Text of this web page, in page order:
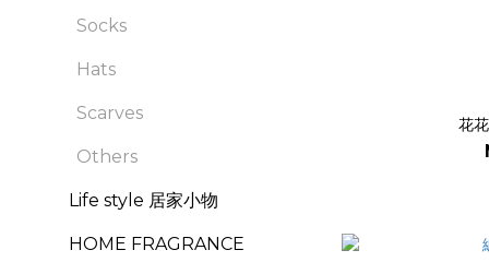
Socks
Hats
Scarves
Others
Life style 居家小物
HOME FRAGRANCE
花